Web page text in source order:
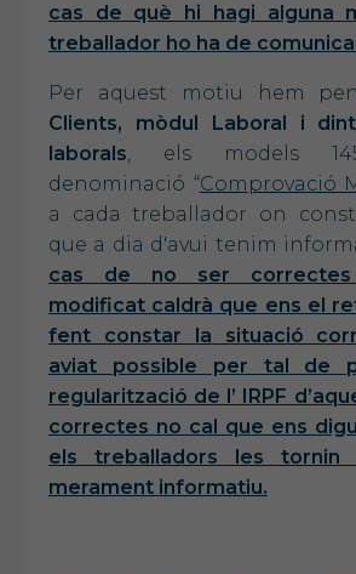
cas de què hi hagi alguna
treballador ho ha de
Per aquest motiu hem
Clients, mòdul Laboral i
laborals, els models
denominació “Comprovació
a cada treballador on
que a dia d'avui tenim
cas de no ser correctes
modificat caldrà que ens el
fent constar la situació
aviat possible per tal de
regularització de l’ IRPF
correctes no cal que ens
els treballadors les tornin
merament informatiu.